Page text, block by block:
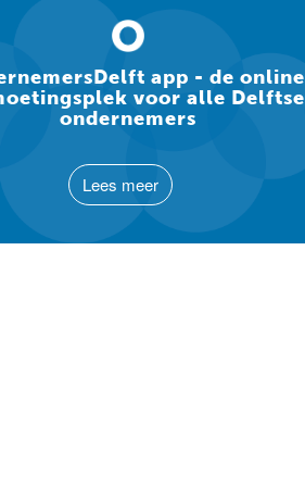
app - de online
voor alle Delftse
ondernemers
Lees meer